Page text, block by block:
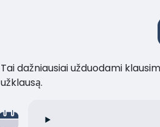
Tai dažniausiai užduodami
užklausą.